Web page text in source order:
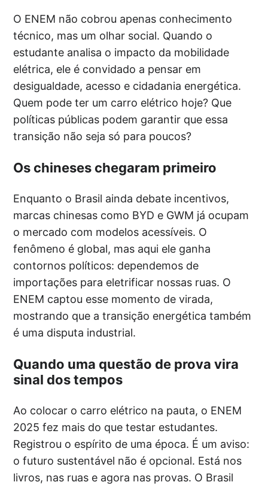
O ENEM não cobrou apenas conhecimento
técnico, mas um olhar social. Quando o
estudante analisa o impacto da mobilidade
elétrica, ele é convidado a pensar em
desigualdade, acesso e cidadania energética.
Quem pode ter um carro elétrico hoje? Que
políticas públicas podem garantir que essa
transição não seja só para poucos?
Os chineses chegaram primeiro
Enquanto o Brasil ainda debate incentivos,
marcas chinesas como BYD e GWM já ocupam
o mercado com modelos acessíveis. O
fenômeno é global, mas aqui ele ganha
contornos políticos: dependemos de
importações para eletrificar nossas ruas. O
ENEM captou esse momento de virada,
mostrando que a transição energética também
é uma disputa industrial.
Quando uma questão de prova vira
sinal dos tempos
Ao colocar o carro elétrico na pauta, o ENEM
2025 fez mais do que testar estudantes.
Registrou o espírito de uma época. É um aviso:
o futuro sustentável não é opcional. Está nos
livros, nas ruas e agora nas provas. O Brasil